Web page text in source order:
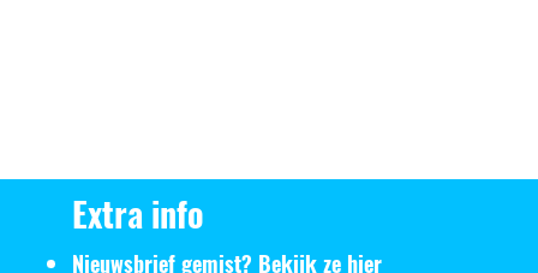
Extra info
Nieuwsbrief gemist? Bekijk ze hier